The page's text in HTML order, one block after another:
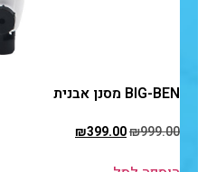
BIG-BEN מסנן אבנית
₪999.00
₪399.00